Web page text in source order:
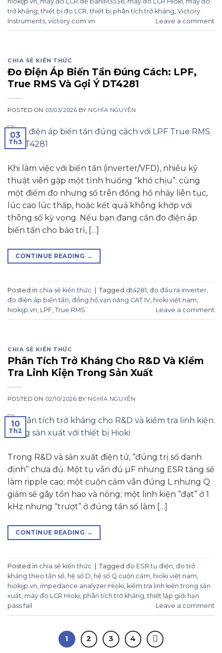
trở kháng,thiết bị đo LCR,thiết bị phân tích trở kháng, Victory
Instruments, victory.com.vn Leave a comment
CHIA SẺ KIẾN THỨC
Đo Điện Áp Biến Tần Đúng Cách: LPF,
True RMS Và Gợi Ý DT4281
POSTED ON 03/03/2026 BY NGHĨA NGUYỄN
03
Th3
Khi làm việc với biến tần (inverter/VFD), nhiều kỹ
thuật viên gặp một tình huống “khó chịu”: cùng
một điểm đo nhưng số trên đồng hồ nhảy liên tục,
lúc cao lúc thấp, hoặc kết quả không khớp với
thông số kỳ vọng. Nếu bạn đang cần đo điện áp
biến tần cho bảo trì, […]
CONTINUE READING →
Posted in chia sẻ kiến thức Tagged dt4281 đo đầu ra inverter
đo điện áp biến tần đồng hồ vạn năng CAT IV hioki việt nam
hiokijp.vn LPF True RMS Leave a comment
CHIA SẺ KIẾN THỨC
Phân Tích Trở Kháng Cho R&D Và Kiểm
Tra Linh Kiện Trong Sản Xuất
POSTED ON 02/10/2026 BY NGHĨA NGUYỄN
10
Th2
Trong R&D và sản xuất điện tử, “đúng trị số danh
định” chưa đủ. Một tụ vẫn đủ µF nhưng ESR tăng sẽ
làm ripple cao; một cuộn cảm vẫn đúng L nhưng Q
giảm sẽ gây tổn hao và nóng; một linh kiện “đạt” ở 1
kHz nhưng “trượt” ở đúng tần số làm […]
CONTINUE READING →
Posted in chia sẻ kiến thức Tagged đo ESR tụ điện, đo trở
kháng theo tần số, hệ số D, hệ số Q cuộn cảm, hioki việt nam,
hiokijp.vn, impedance analyzer Hioki, kiểm tra linh kiện trong sản
xuất, máy đo LCR Hioki, phân tích trở kháng,thiết lập giới hạn
pass fail
Leave a comment
1 2 3 4